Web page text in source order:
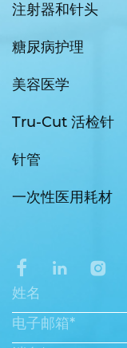
注射器和针头
糖尿病护理
美容医学
Tru-Cut 活检针
针管
一次性医用耗材